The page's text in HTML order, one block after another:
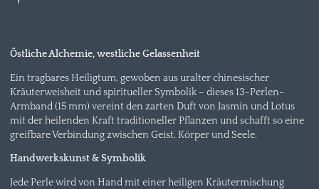
Östliche Alchemie, westliche Gelassenheit
Ein tragbares Heiligtum, gewoben aus uralter chinesischer
Kräuterweisheit und spiritueller Symbolik – dieses 13-Perlen-
Armband (15 mm) vereint den zarten Duft von Jasmin und Lotus
mit der heilenden Kraft traditioneller Pflanzen und schafft so eine
greifbare Verbindung zwischen Geist, Körper und Seele.
Handwerkskunst & Symbolik
Jede Perle wird von Hand mit einer heiligen Kräutermischung